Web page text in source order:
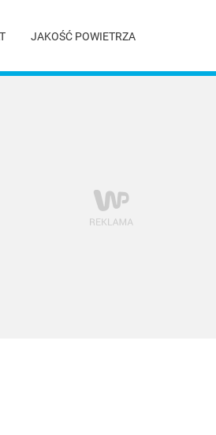
JAKOŚĆ POWIETRZA